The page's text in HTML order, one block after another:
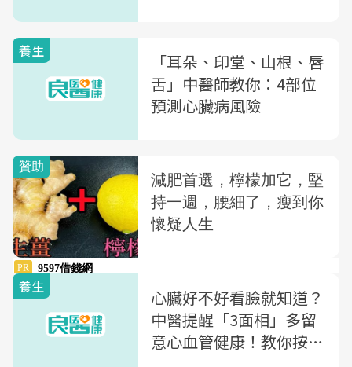
養生
「耳朵、印堂、山根、唇
舌」中醫師教你：4部位
預測心臟病風險
養生
心臟好不好看臉就知道？
中醫提醒「3面相」多留
意心血管健康！教你按2